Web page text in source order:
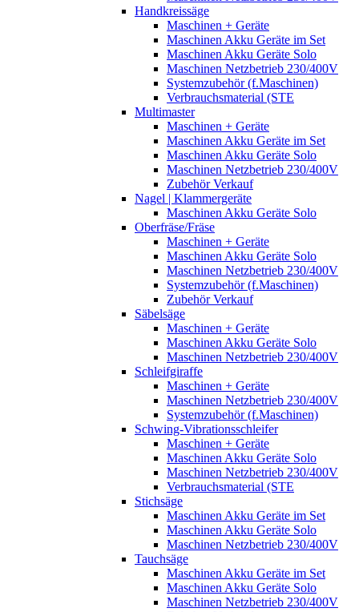
Handkreissäge
Maschinen + Geräte
Maschinen Akku Geräte im Set
Maschinen Akku Geräte Solo
Maschinen Netzbetrieb 230/400V
Systemzubehör (f.Maschinen)
Verbrauchsmaterial (STE
Multimaster
Maschinen + Geräte
Maschinen Akku Geräte im Set
Maschinen Akku Geräte Solo
Maschinen Netzbetrieb 230/400V
Zubehör Verkauf
Nagel | Klammergeräte
Maschinen Akku Geräte Solo
Oberfräse/Fräse
Maschinen + Geräte
Maschinen Akku Geräte Solo
Maschinen Netzbetrieb 230/400V
Systemzubehör (f.Maschinen)
Zubehör Verkauf
Säbelsäge
Maschinen + Geräte
Maschinen Akku Geräte Solo
Maschinen Netzbetrieb 230/400V
Schleifgiraffe
Maschinen + Geräte
Maschinen Netzbetrieb 230/400V
Systemzubehör (f.Maschinen)
Schwing-Vibrationsschleifer
Maschinen + Geräte
Maschinen Akku Geräte Solo
Maschinen Netzbetrieb 230/400V
Verbrauchsmaterial (STE
Stichsäge
Maschinen Akku Geräte im Set
Maschinen Akku Geräte Solo
Maschinen Netzbetrieb 230/400V
Tauchsäge
Maschinen Akku Geräte im Set
Maschinen Akku Geräte Solo
Maschinen Netzbetrieb 230/400V